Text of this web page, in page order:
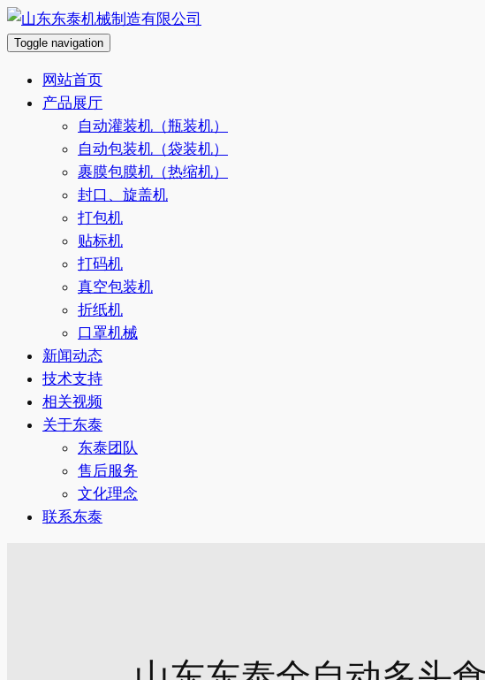
跳
至Toggle navigation
网站首页
产品展厅
自动灌装机（瓶装机）
自动包装机（袋装机）
裹膜包膜机（热缩机）
封口、旋盖机
打包机
贴标机
打码机
真空包装机
折纸机
口罩机械
新闻动态
技术支持
相关视频
关于东泰
东泰团队
售后服务
文化理念
联系东泰